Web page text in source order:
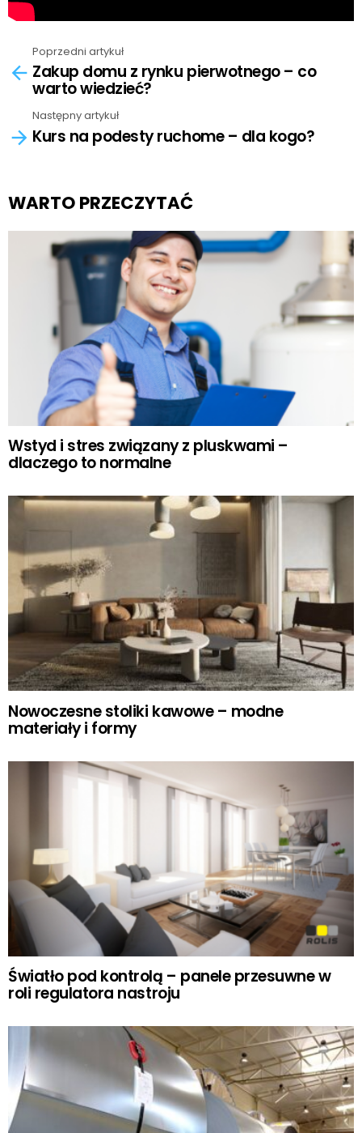
more
Poprzedni artykuł
Zakup domu z rynku pierwotnego – co
warto wiedzieć?
Następny artykuł
Kurs na podesty ruchome – dla kogo?
WARTO PRZECZYTAĆ
Wstyd i stres związany z pluskwami –
dlaczego to normalne
Nowoczesne stoliki kawowe – modne
materiały i formy
Światło pod kontrolą – panele przesuwne w
roli regulatora nastroju